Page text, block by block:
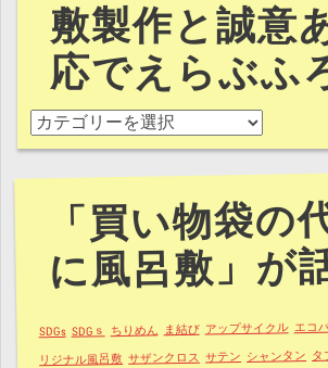
敷製作と誠意
応でえらぶふ
ご要望に応える風呂敷製作と誠意あ
「買い物袋の
に風呂敷」が
SDGs SDGｓ ちりめん ま結び アップサイクル エコ
リジナル風呂敷 サザンクロス サテン シャンタン タ